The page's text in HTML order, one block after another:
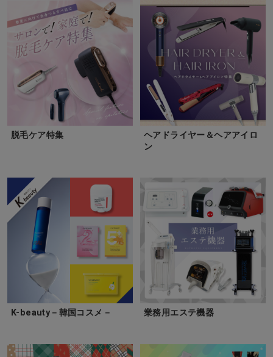
脱毛ケア特集
ヘアドライヤー＆ヘアアイロ
ン
K-beauty－韓国コスメ－ 業務用エステ機器